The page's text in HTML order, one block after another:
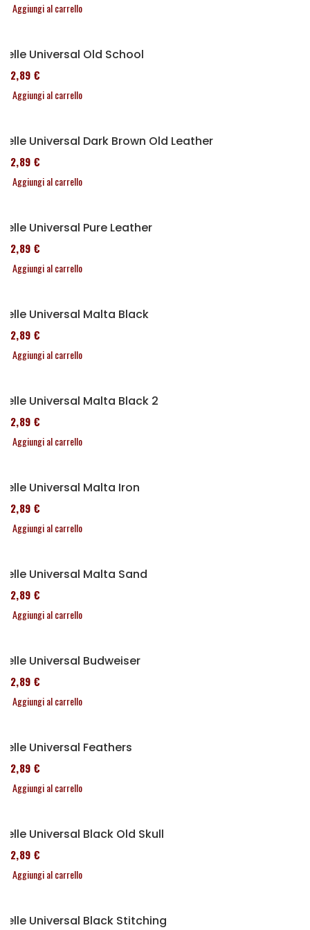
Aggiungi al carrello
Selle Universal Old School
152,89 €
Aggiungi al carrello
Selle Universal Dark Brown Old Leather
152,89 €
Aggiungi al carrello
Selle Universal Pure Leather
152,89 €
Aggiungi al carrello
Selle Universal Malta Black
152,89 €
Aggiungi al carrello
Selle Universal Malta Black 2
152,89 €
Aggiungi al carrello
Selle Universal Malta Iron
152,89 €
Aggiungi al carrello
Selle Universal Malta Sand
152,89 €
Aggiungi al carrello
Selle Universal Budweiser
152,89 €
Aggiungi al carrello
Selle Universal Feathers
152,89 €
Aggiungi al carrello
Selle Universal Black Old Skull
152,89 €
Aggiungi al carrello
Selle Universal Black Stitching